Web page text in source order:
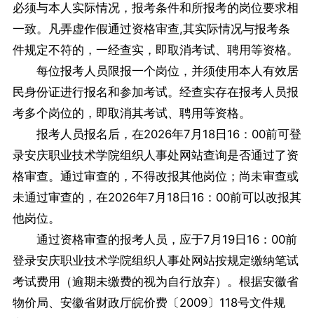
必须与本人实际情况，报考条件和所报考的岗位要求相
一致。凡弄虚作假通过资格审查,其实际情况与报考条
件规定不符的，一经查实，即取消考试、聘用等资格。
每位报考人员限报一个岗位，并须使用本人有效居
民身份证进行报名和参加考试。经查实存在报考人员报
考多个岗位的，即取消其考试、聘用等资格。
报考人员报名后，在2026年7月18日16：00前可登
录安庆职业技术学院组织人事处网站查询是否通过了资
格审查。通过审查的，不得改报其他岗位；尚未审查或
未通过审查的，在2026年7月18日16：00前可以改报其
他岗位。
通过资格审查的报考人员，应于7月19日16：00前
登录安庆职业技术学院组织人事处网站按规定缴纳笔试
考试费用（逾期未缴费的视为自行放弃）。根据安徽省
物价局、安徽省财政厅皖价费〔2009〕118号文件规